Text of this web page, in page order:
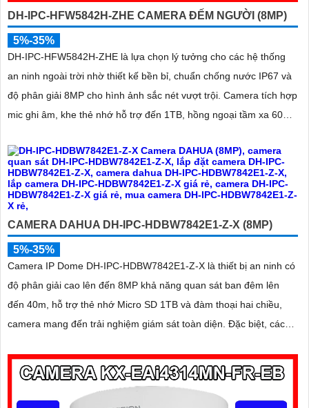
DH-IPC-HFW5842H-ZHE CAMERA ĐẾM NGƯỜI (8MP)
5%-35%
DH-IPC-HFW5842H-ZHE là lựa chọn lý tưởng cho các hệ thống
an ninh ngoài trời nhờ thiết kế bền bỉ, chuẩn chống nước IP67 và
độ phân giải 8MP cho hình ảnh sắc nét vượt trội. Camera tích hợp
mic ghi âm, khe thẻ nhớ hỗ trợ đến 1TB, hồng ngoại tầm xa 60m
CAMERA DAHUA DH-IPC-HDBW7842E1-Z-X (8MP)
5%-35%
Camera IP Dome DH-IPC-HDBW7842E1-Z-X là thiết bị an ninh có
độ phân giải cao lên đến 8MP khả năng quan sát ban đêm lên
đến 40m, hỗ trợ thẻ nhớ Micro SD 1TB và đàm thoại hai chiều,
camera mang đến trải nghiệm giám sát toàn diện. Đặc biệt, các
giúp nâng cao hiệu quả quản lý và an ninh cho mọi không gian
trong nhà